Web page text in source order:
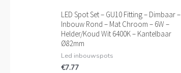
LED Spot Set – GU10 Fitting – Dimbaar –
Inbouw Rond – Mat Chroom – 6W –
Helder/Koud Wit 6400K – Kantelbaar
Ø82mm
Led inbouwspots
€7.77